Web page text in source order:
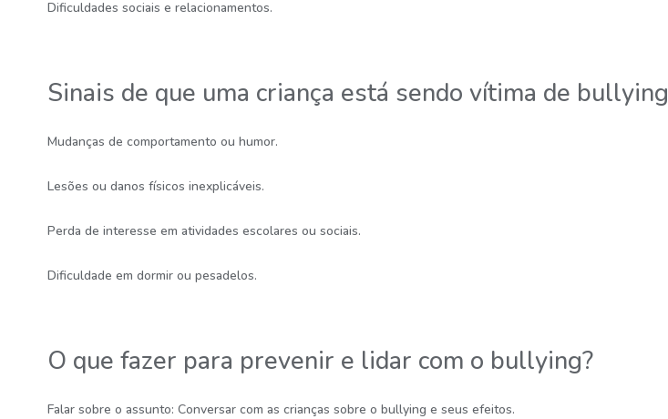
Dificuldades sociais e relacionamentos.
Sinais de que uma criança está sendo vítima de bullying
Mudanças de comportamento ou humor.
Lesões ou danos físicos inexplicáveis.
Perda de interesse em atividades escolares ou sociais.
Dificuldade em dormir ou pesadelos.
O que fazer para prevenir e lidar com o bullying?
Falar sobre o assunto: Conversar com as crianças sobre o bullying e seus efeitos.